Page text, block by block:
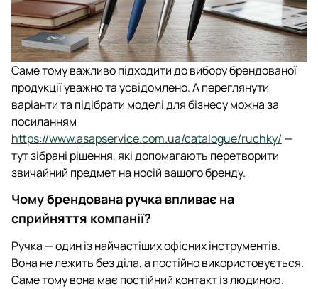
Саме тому важливо підходити до вибору брендованої
продукції уважно та усвідомлено. А переглянути
варіанти та підібрати моделі для бізнесу можна за
посиланням
https://www.asapservice.com.ua/catalogue/ruchky/ —
тут зібрані рішення, які допомагають перетворити
звичайний предмет на носій вашого бренду.
Чому брендована ручка впливає на
сприйняття компанії?
Ручка — один із найчастіших офісних інструментів.
Вона не лежить без діла, а постійно використовується.
Саме тому вона має постійний контакт із людиною.